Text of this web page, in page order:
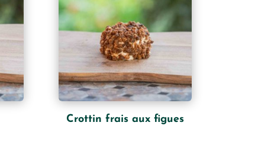
Crottin frais aux figues